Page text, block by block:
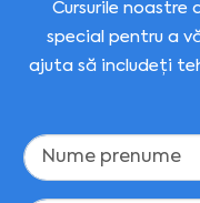
Cursurile noastre
special pentru a
ajuta să includeți